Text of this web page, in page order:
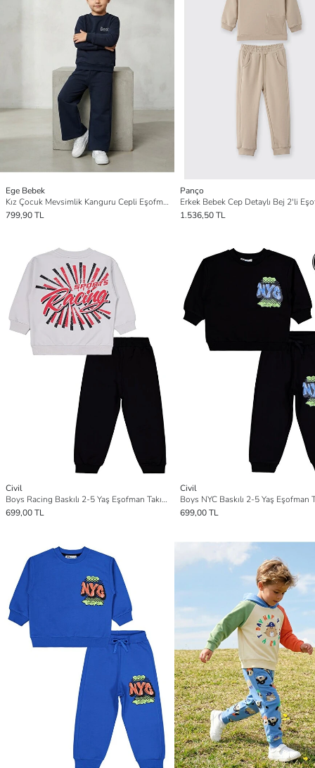
Ege Bebek
Kız Çocuk Mevsimlik Kanguru Cepli Eşofman Takımı
799,90 TL
Panço
1.536,50 TL
Civil
Boys Racing Baskılı 2-5 Yaş Eşofman Takımı
699,00 TL
Civil
Boys NYC Baskılı 2-5 Yaş Eşofman
699,00 TL